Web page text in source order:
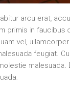
arcu erat,
primis in
vel,
feugiat.